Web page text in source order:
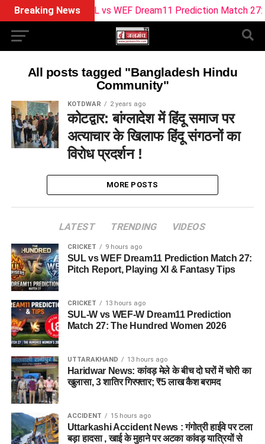
Breaking NewsSUL vs WEF Dream11 Prediction Match 27:
All posts tagged "Bangladesh Hindu
Community"
KOTDWAR 2 years ago
कोटद्वार: बांग्लादेश में हिंदू समाज पर
अत्याचार के खिलाफ हिंदू संगठनों का
विरोध प्रदर्शन !
MORE POSTS
LATEST TRENDING VIDEOS
CRICKET 9 hours ago
SUL vs WEF Dream11 Prediction Match 27:
Pitch Report, Playing XI & Fantasy Tips
CRICKET 13 hours ago
SUL-W vs WEF-W Dream11 Prediction
Match 27: The Hundred Women 2026
UTTARAKHAND 13 hours ago
Haridwar News: कांवड़ मेले के बीच दो घरों में चोरी का
खुलासा, 3 शातिर गिरफ्तार; ₹5 लाख कैश बरामद
ACCIDENT 15 hours ago
Uttarkashi Accident News : गंगोत्री हाईवे पर टला
बड़ा हादसा , खाई के मुहाने पर अटका कांवड़ यात्रियों से